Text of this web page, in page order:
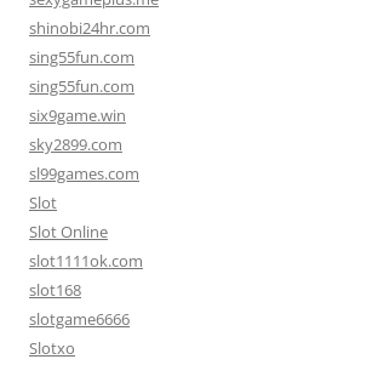
shinobi24hr.com
sing55fun.com
sing55fun.com
six9game.win
sky2899.com
sl99games.com
Slot
Slot Online
slot1111ok.com
slot168
slotgame6666
Slotxo